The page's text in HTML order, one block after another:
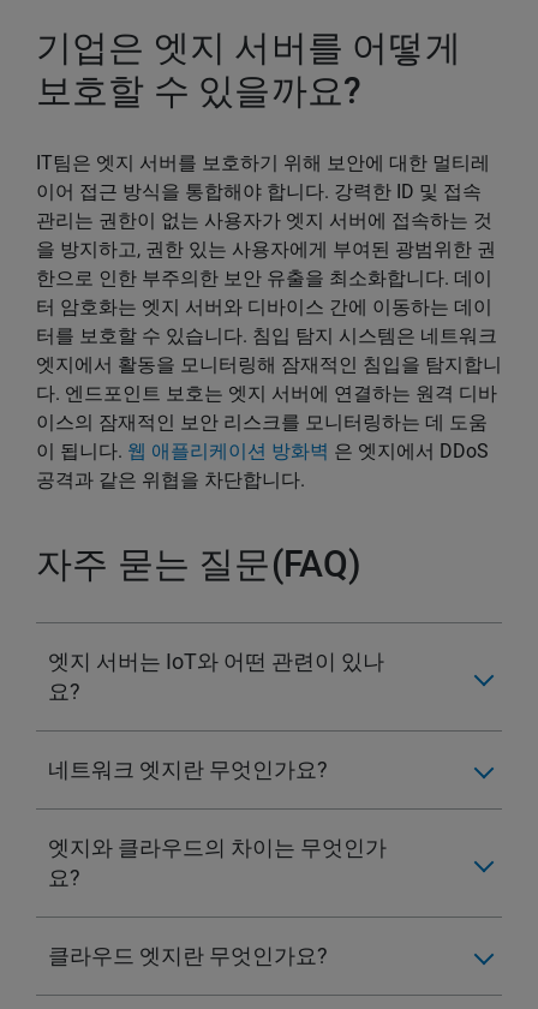
기업은 엣지 서버를 어떻게
보호할 수 있을까요?
IT팀은 엣지 서버를 보호하기 위해 보안에 대한 멀티레
이어 접근 방식을 통합해야 합니다. 강력한 ID 및 접속
관리는 권한이 없는 사용자가 엣지 서버에 접속하는 것
을 방지하고, 권한 있는 사용자에게 부여된 광범위한 권
한으로 인한 부주의한 보안 유출을 최소화합니다. 데이
터 암호화는 엣지 서버와 디바이스 간에 이동하는 데이
터를 보호할 수 있습니다. 침입 탐지 시스템은 네트워크
엣지에서 활동을 모니터링해 잠재적인 침입을 탐지합니
다. 엔드포인트 보호는 엣지 서버에 연결하는 원격 디바
이스의 잠재적인 보안 리스크를 모니터링하는 데 도움
이 됩니다. 웹 애플리케이션 방화벽 은 엣지에서 DDoS
공격과 같은 위협을 차단합니다.
자주 묻는 질문(FAQ)
엣지 서버는 IoT와 어떤 관련이 있나
요?
네트워크 엣지란 무엇인가요?
엣지와 클라우드의 차이는 무엇인가
요?
클라우드 엣지란 무엇인가요?